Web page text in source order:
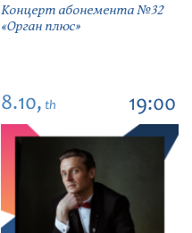
Концерт абонемента №32
«Орган плюс»
8.10, th 19:00